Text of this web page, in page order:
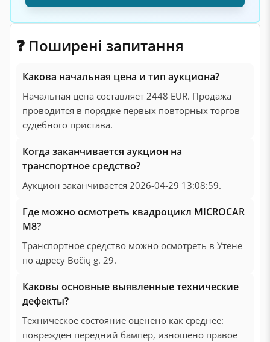
❓ Поширені запитання
Какова начальная цена и тип аукциона?
Начальная цена составляет 2448 EUR. Продажа
проводится в порядке первых повторных торгов
судебного пристава.
Когда заканчивается аукцион на
транспортное средство?
Аукцион заканчивается 2026-04-29 13:08:59.
Где можно осмотреть квадроцикл MICROCAR
M8?
Транспортное средство можно осмотреть в Утене
по адресу Bočių g. 29.
Каковы основные выявленные технические
дефекты?
Техническое состояние оценено как среднее:
поврежден передний бампер, изношено правое